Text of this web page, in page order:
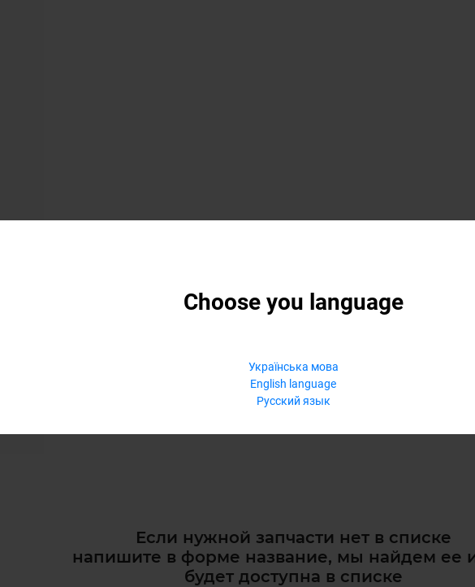
Choose you language
Українська мова
English language
Русский язык
у (2)
Если нужной запчасти нет в списке
напишите в форме название, мы найдем ее
будет доступна в списке